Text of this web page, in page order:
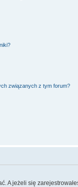
związanych z tym forum?
A jeżeli się